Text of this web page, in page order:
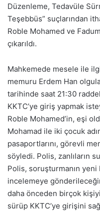
Düzenleme, Tedavüle
Teşebbüs” suçlarından
Roble Mohamed ve
çıkarıldı.
Mahkemede mesele ile
memuru Erdem Han
tarihinde saat 21:30
KKTC’ye giriş yapmak
Roble Mohamed’in, eşi
Mohamad ile iki çocuk
pasaportlarını, görevli
söyledi. Polis, zanlıların
Polis, soruşturmanın yeni
incelemeye
daha önceden birçok
sürüp KKTC’ye girişini